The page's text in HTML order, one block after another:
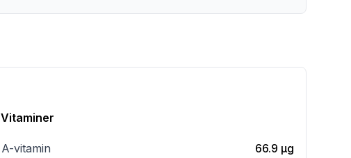
Vitaminer
A-vitamin 66.9 µg